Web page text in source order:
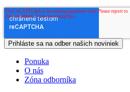
Ponuka
O nás
Zóna odborníka